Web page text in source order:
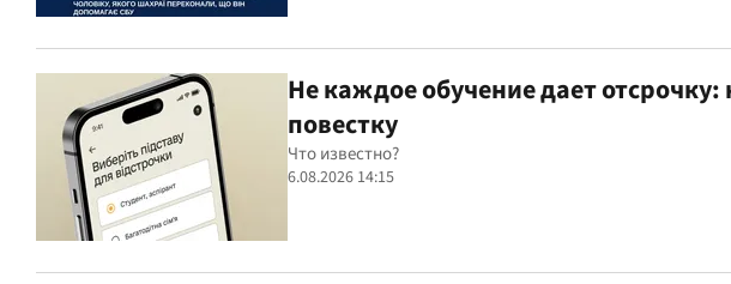
Не каждое обучение дает
повестку
Что известно?
6.08.2026 14:15